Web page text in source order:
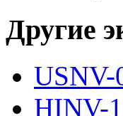
Другие
USNV-
HINV-